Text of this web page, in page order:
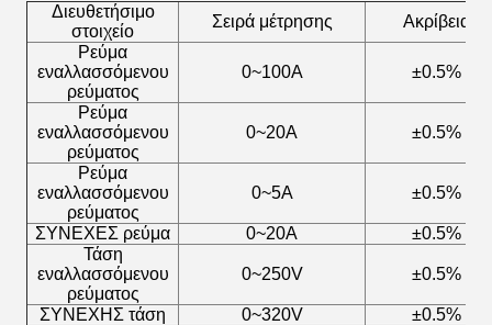
Διευθετήσιμο
στοιχείο
Σειρά μέτρησης
Ακρίβεια
Ρεύμα
εναλλασσόμενου
ρεύματος
0~100A ±0.5%
Ρεύμα
εναλλασσόμενου
ρεύματος
0~20A ±0.5%
Ρεύμα
εναλλασσόμενου
ρεύματος
0~5A ±0.5%
ΣΥΝΕΧΕΣ ρεύμα 0~20A
±0.5%
Τάση
εναλλασσόμενου
ρεύματος
0~250V ±0.5%
ΣΥΝΕΧΗΣ τάση 0~320V ±0.5%